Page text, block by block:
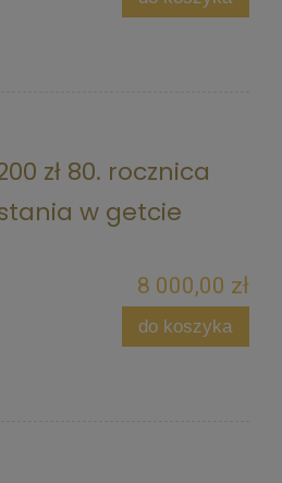
zł 80. rocznica
w getcie
8 000,00 zł
do koszyka